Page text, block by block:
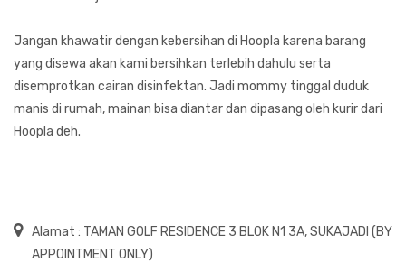
Jangan khawatir dengan kebersihan di Hoopla karena barang
yang disewa akan kami bersihkan terlebih dahulu serta
disemprotkan cairan disinfektan. Jadi mommy tinggal duduk
manis di rumah, mainan bisa diantar dan dipasang oleh kurir dari
Hoopla deh.
Alamat : TAMAN GOLF RESIDENCE 3 BLOK N1 3A, SUKAJADI (BY
APPOINTMENT ONLY)